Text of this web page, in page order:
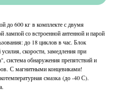
до 600 кг в комплекте с двумя
лампой со встроенной антенной и парой
до 18 циклов в час. Блок
скорости, замедления при
система обнаружения препятствий и
С магнитными концевиками!
смазка (до -40 С).